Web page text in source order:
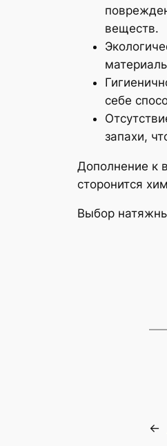
веществ.
себе
запахи,
Дополнение к
сторонится
Выбор
←